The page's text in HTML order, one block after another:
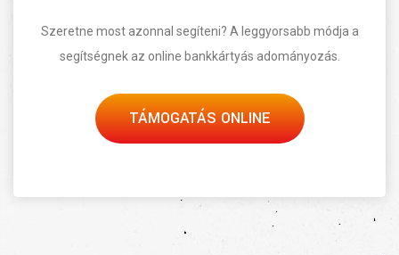
Szeretne most azonnal segíteni? A leggyorsabb módja a
segítségnek az online bankkártyás adományozás.
TÁMOGATÁS ONLINE